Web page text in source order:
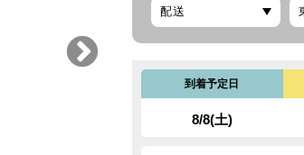
到着予定日
8/8(土)